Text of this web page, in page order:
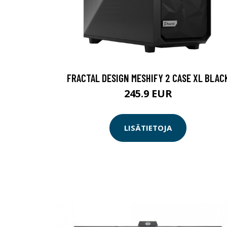
FRACTAL DESIGN MESHIFY 2 CASE XL
245.9 EUR
LISÄTIETOJA